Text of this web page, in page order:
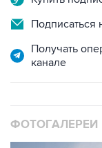
Подписаться
Получать
канале
ФОТОГАЛЕРЕИ